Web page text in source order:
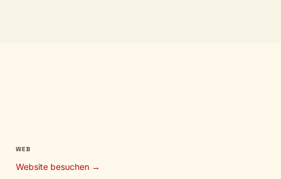
WEB
Website besuchen →